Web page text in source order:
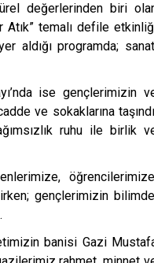
değerlerinden biri
Atık” temalı defile
aldığı programda;
ise gençlerimizin
ve sokaklarına
ruhu ile birlik
gençlerimizin
banisi Gazi